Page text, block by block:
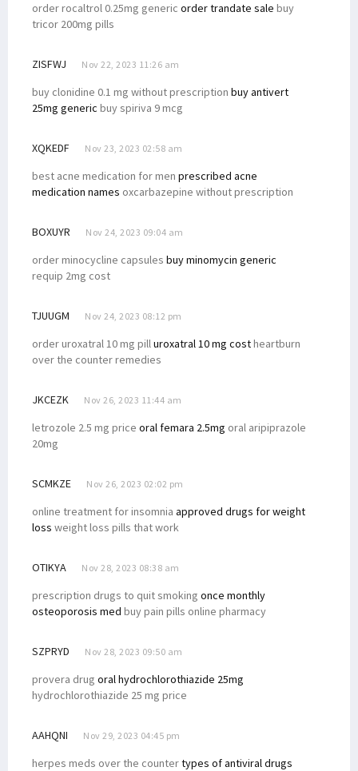
order rocaltrol 0.25mg generic order trandate sale buy
tricor 200mg pills
ZISFWJ Nov 22, 2023 11:26 am
buy clonidine 0.1 mg without prescription buy antivert
25mg generic buy spiriva 9 mcg
XQKEDF Nov 23, 2023 02:58 am
best acne medication for men prescribed acne
medication names oxcarbazepine without prescription
BOXUYR Nov 24, 2023 09:04 am
order minocycline capsules buy minomycin generic
requip 2mg cost
TJUUGM Nov 24, 2023 08:12 pm
order uroxatral 10 mg pilluroxatral 10 mg costheartburn
over the counter remedies
JKCEZK Nov 26, 2023 11:44 am
letrozole 2.5 mg price oral femara 2.5mg oral aripiprazole
20mg
SCMKZE Nov 26, 2023 02:02 pm
online treatment for insomnia approved drugs for weight
loss weight loss pills that work
OTIKYA Nov 28, 2023 08:38 am
prescription drugs to quit smoking once monthly
osteoporosis med buy pain pills online pharmacy
SZPRYD Nov 28, 2023 09:50 am
provera drug oral hydrochlorothiazide 25mg
hydrochlorothiazide 25 mg price
AAHQNI Nov 29, 2023 04:45 pm
herpes meds over the countertypes of antiviral drugs